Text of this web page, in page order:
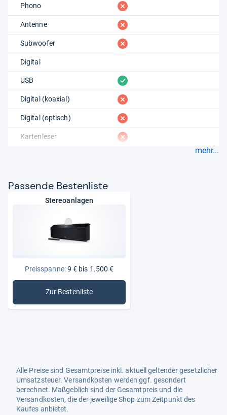
Phono fehlt
Antenne fehlt
Subwoofer fehlt
Digital
USB vorhanden
Digital (koaxial) fehlt
Digital (optisch) fehlt
Kartenleser fehlt
mehr...
Pas­sende Bes­ten­liste
Stereoanlagen
Preisspanne:9 € bis 1.500 €
Zur Bestenliste
: Stereoanlagen
Alle Preise sind Gesamtpreise inkl. aktuell geltender gesetzlicher
Umsatzsteuer. Versandkosten werden ggf. gesondert
berechnet. Maßgeblich sind der Gesamtpreis und die
Versandkosten, die der jeweilige Shop zum Zeitpunkt des
Kaufes anbietet.